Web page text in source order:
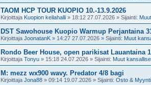
TAOM HCP TOUR KUOPIO 10.-13.9.2026
Kirjoittaja Kuopion keilahalli » 18:12 27.07.2026 » Sijainti:
DST Sawohouse Kuopio Warmup Perjantaina
Kirjoittaja JoonatanK » 14:27 27.07.2026 » Sijainti: Muut
Rondo Beer House, open parikisat Lauantaina
Kirjoittaja Tonyu » 15:18 24.07.2026 » Sijainti: Muut
M: mezz wx900 wavy. Predator 4/8 bagi
Kirjoittaja Jona88 » 09:14 19.07.2026 » Sijainti: Osto & Myynti